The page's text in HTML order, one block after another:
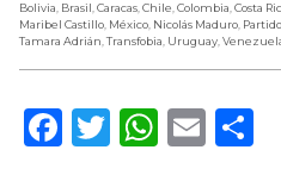
Bolivia, Brasil,Caracas,Chile,Colombia,Costa
Maribel Castillo, México, Nicolás Maduro,
Tamara Adrián,Transfobia, Uruguay,
Facebook
TwitterEmail